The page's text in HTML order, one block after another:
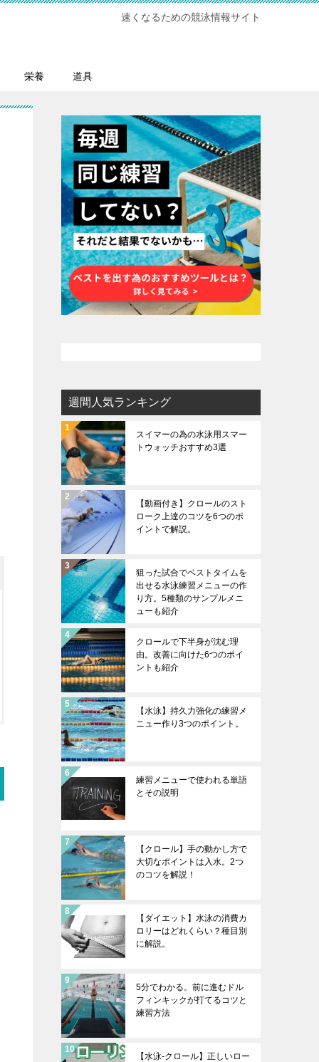
速くなるための競泳情報サイト
栄養 道具
週間人気ランキング
スイマーの為の水泳用スマー
トウォッチおすすめ3選
【動画付き】クロールのスト
ローク上達のコツを6つのポ
イントで解説。
狙った試合でベストタイムを
出せる水泳練習メニューの作
り方。5種類のサンプルメニ
ューも紹介
クロールで下半身が沈む理
由。改善に向けた6つのポイ
ントも紹介
【水泳】持久力強化の練習メ
ニュー作り3つのポイント。
練習メニューで使われる単語
とその説明
【クロール】手の動かし方で
大切なポイントは入水。2つ
のコツを解説！
【ダイエット】水泳の消費カ
ロリーはどれくらい？種目別
に解説。
5分でわかる。前に進むドル
フィンキックが打てるコツと
練習方法
【水泳-クロール】正しいロー